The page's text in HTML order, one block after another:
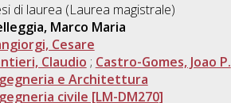
di laurea (Laurea magistrale)
Marco Maria
Cesare
Claudio ; Castro-Gomes, Joao P.
e Architettura
civile [LM-DM270]